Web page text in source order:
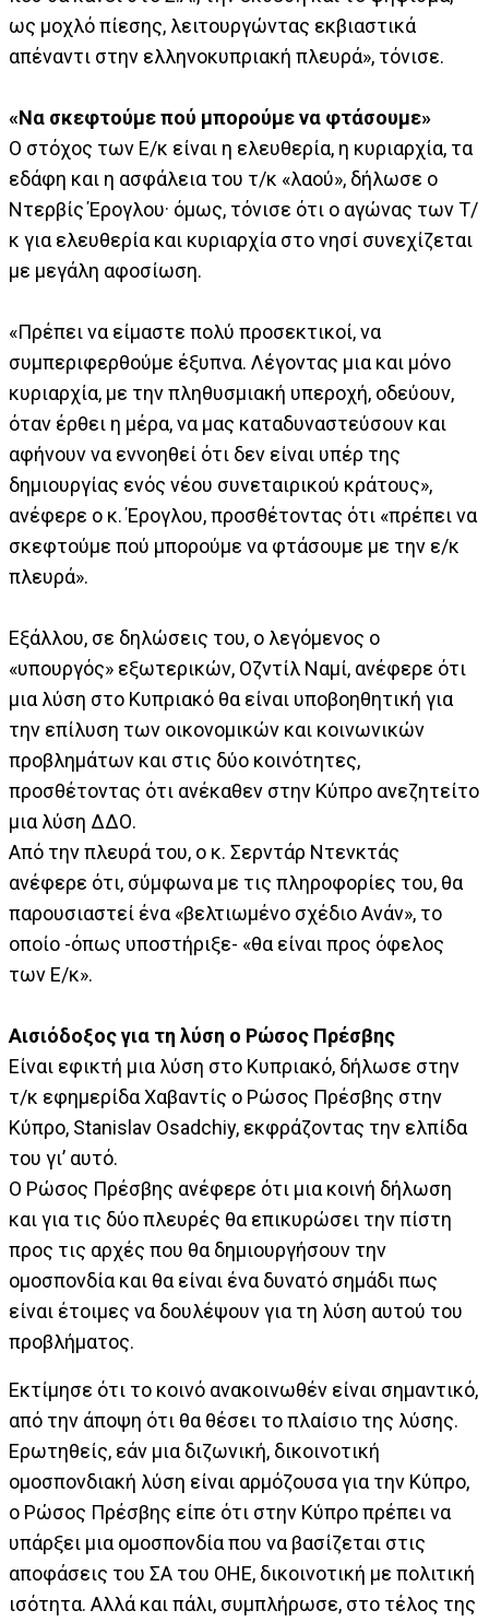
ως μοχλό πίεσης, λειτουργώντας εκβιαστικά
απέναντι στην ελληνοκυπριακή πλευρά», τόνισε.
«Να σκεφτούμε πού μπορούμε να φτάσουμε»
Ο στόχος των Ε/κ είναι η ελευθερία, η κυριαρχία, τα
εδάφη και η ασφάλεια του τ/κ «λαού», δήλωσε ο
Ντερβίς Έρογλου· όμως, τόνισε ότι ο αγώνας των Τ/
κ για ελευθερία και κυριαρχία στο νησί συνεχίζεται
με μεγάλη αφοσίωση.
«Πρέπει να είμαστε πολύ προσεκτικοί, να
συμπεριφερθούμε έξυπνα. Λέγοντας μια και μόνο
κυριαρχία, με την πληθυσμιακή υπεροχή, οδεύουν,
όταν έρθει η μέρα, να μας καταδυναστεύσουν και
αφήνουν να εννοηθεί ότι δεν είναι υπέρ της
δημιουργίας ενός νέου συνεταιρικού κράτους»,
ανέφερε ο κ. Έρογλου, προσθέτοντας ότι «πρέπει να
σκεφτούμε πού μπορούμε να φτάσουμε με την ε/κ
πλευρά».
Εξάλλου, σε δηλώσεις του, ο λεγόμενος ο
«υπουργός» εξωτερικών, Οζντίλ Ναμί, ανέφερε ότι
μια λύση στο Κυπριακό θα είναι υποβοηθητική για
την επίλυση των οικονομικών και κοινωνικών
προβλημάτων και στις δύο κοινότητες,
προσθέτοντας ότι ανέκαθεν στην Κύπρο ανεζητείτο
μια λύση ΔΔΟ.
Από την πλευρά του, ο κ. Σερντάρ Ντενκτάς
ανέφερε ότι, σύμφωνα με τις πληροφορίες του, θα
παρουσιαστεί ένα «βελτιωμένο σχέδιο Ανάν», το
οποίο -όπως υποστήριξε- «θα είναι προς όφελος
των Ε/κ».
Αισιόδοξος για τη λύση ο Ρώσος Πρέσβης
Είναι εφικτή μια λύση στο Κυπριακό, δήλωσε στην
τ/κ εφημερίδα Χαβαντίς ο Ρώσος Πρέσβης στην
Κύπρο, Stanislav Osadchiy, εκφράζοντας την ελπίδα
του γι’ αυτό.
Ο Ρώσος Πρέσβης ανέφερε ότι μια κοινή δήλωση
και για τις δύο πλευρές θα επικυρώσει την πίστη
προς τις αρχές που θα δημιουργήσουν την
ομοσπονδία και θα είναι ένα δυνατό σημάδι πως
είναι έτοιμες να δουλέψουν για τη λύση αυτού του
προβλήματος.
Εκτίμησε ότι το κοινό ανακοινωθέν είναι σημαντικό,
από την άποψη ότι θα θέσει το πλαίσιο της λύσης.
Ερωτηθείς, εάν μια διζωνική, δικοινοτική
ομοσπονδιακή λύση είναι αρμόζουσα για την Κύπρο,
ο Ρώσος Πρέσβης είπε ότι στην Κύπρο πρέπει να
υπάρξει μια ομοσπονδία που να βασίζεται στις
αποφάσεις του ΣΑ του ΟΗΕ, δικοινοτική με πολιτική
ισότητα. Αλλά και πάλι, συμπλήρωσε, στο τέλος της